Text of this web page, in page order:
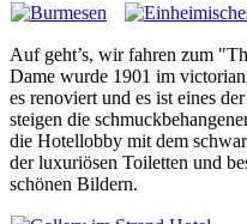
Auf geht’s, wir fahren zum
Dame wurde 1901 im
es renoviert und es ist eines
steigen die
die Hotellobby mit dem
der luxuriösen Toiletten und
schönen Bildern.